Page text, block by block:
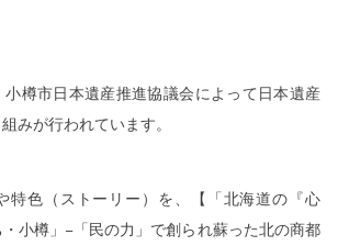
樽市日本遺産推進協議会によって日本遺産
みが行われています。
特色（ストーリー）を、【「北海道の『心
小樽」 −「民の力」で創られ蘇った北の商都